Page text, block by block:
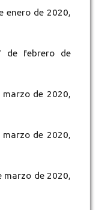
enero de 2020,
de febrero de
marzo de 2020,
marzo de 2020,
marzo de 2020,